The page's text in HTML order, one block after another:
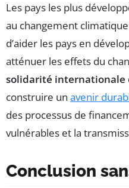
Les pays les plus
au changement
d’aider les pays en
atténuer les effets du
solidarité internationale
construire un avenir
des processus de
vulnérables et la
Conclusion